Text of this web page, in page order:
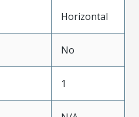
Horizontal
No
1